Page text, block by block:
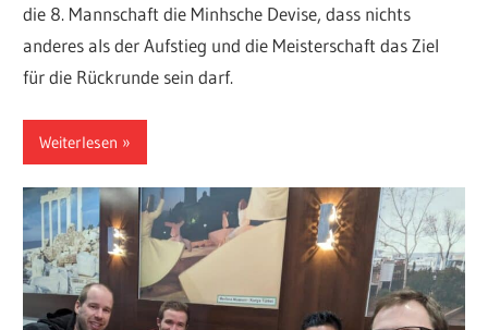
die 8. Mannschaft die Minhsche Devise, dass nichts
anderes als der Aufstieg und die Meisterschaft das Ziel
für die Rückrunde sein darf.
Weiterlesen